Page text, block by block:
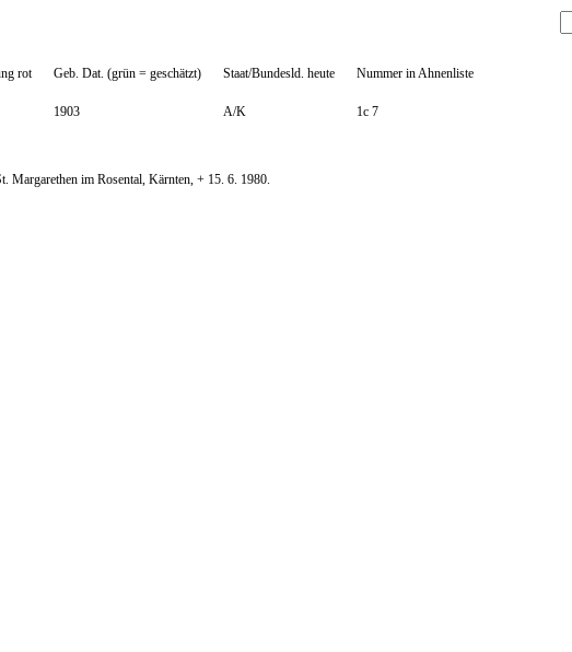
rot Geb. Dat. (grün = geschätzt) Staat/Bundesld. heute Nummer in Ahnenliste
1903 A/K 1c 7
Margarethen im Rosental, Kärnten, + 15. 6. 1980.